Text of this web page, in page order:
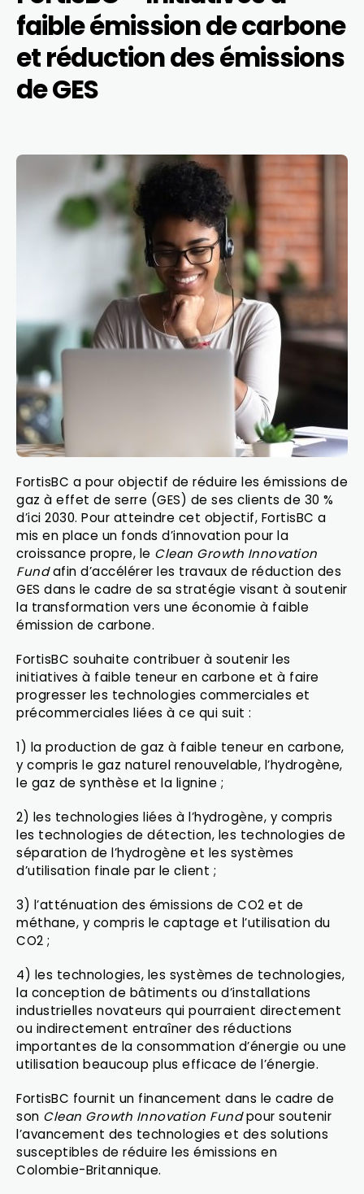
faible émission de carbone
et réduction des émissions
de GES
FortisBC a pour objectif de réduire les émissions de
gaz à effet de serre (GES) de ses clients de 30 %
d’ici 2030. Pour atteindre cet objectif, FortisBC a
mis en place un fonds d’innovation pour la
croissance propre, le Clean Growth Innovation
Fundafin d’accélérer les travaux de réduction des
GES dans le cadre de sa stratégie visant à soutenir
la transformation vers une économie à faible
émission de carbone.
FortisBC souhaite contribuer à soutenir les
initiatives à faible teneur en carbone et à faire
progresser les technologies commerciales et
précommerciales liées à ce qui suit :
1) la production de gaz à faible teneur en carbone,
y compris le gaz naturel renouvelable, l’hydrogène,
le gaz de synthèse et la lignine ;
2) les technologies liées à l’hydrogène, y compris
les technologies de détection, les technologies de
séparation de l’hydrogène et les systèmes
d’utilisation finale par le client ;
3) l’atténuation des émissions de CO2 et de
méthane, y compris le captage et l’utilisation du
CO2 ;
4) les technologies, les systèmes de technologies,
la conception de bâtiments ou d’installations
industrielles novateurs qui pourraient directement
ou indirectement entraîner des réductions
importantes de la consommation d’énergie ou une
utilisation beaucoup plus efficace de l’énergie.
FortisBC fournit un financement dans le cadre de
son Clean Growth Innovation Fundpour soutenir
l’avancement des technologies et des solutions
susceptibles de réduire les émissions en
Colombie-Britannique.